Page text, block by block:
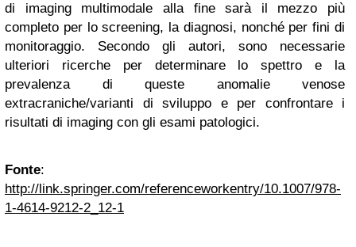
di imaging multimodale alla fine sarà il mezzo più
completo per lo screening, la diagnosi, nonché per fini di
monitoraggio. Secondo gli autori, sono necessarie
ulteriori ricerche per determinare lo spettro e la
prevalenza di queste anomalie venose
extracraniche/varianti di sviluppo e per confrontare i
risultati di imaging con gli esami patologici.
Fonte:
http://link.springer.com/referenceworkentry/10.1007/978-
1-4614-9212-2_12-1